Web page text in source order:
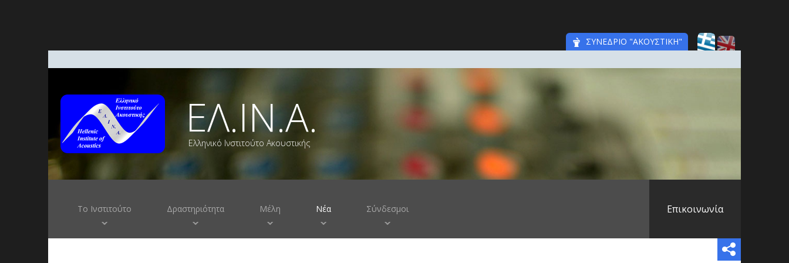
ΣΥΝΕΔΡΙΟ "ΑΚΟΥΣΤΙΚΗ"
ΕΛ.ΙΝ.Α.
Ελληνικό Ινστιτούτο Ακουστικής
Το Ινστιτούτο Δραστηριότητα Μέλη Νέα Σύνδεσμοι Επικοινωνία